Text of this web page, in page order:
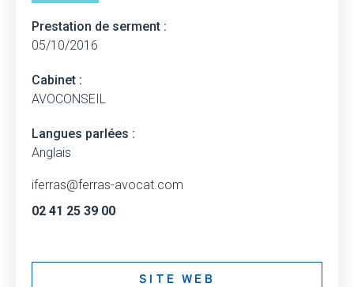
Prestation de serment :
05/10/2016
Cabinet :
AVOCONSEIL
Langues parlées :
Anglais
iferras@ferras-avocat.com
02 41 25 39 00
SITE WEB